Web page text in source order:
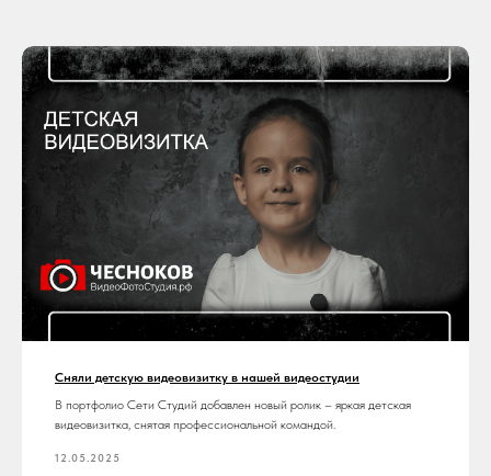
Сняли детскую видеовизитку в нашей видеостудии
В портфолио Сети Студий добавлен новый ролик – яркая детская
видеовизитка, снятая профессиональной командой.
12.05.2025